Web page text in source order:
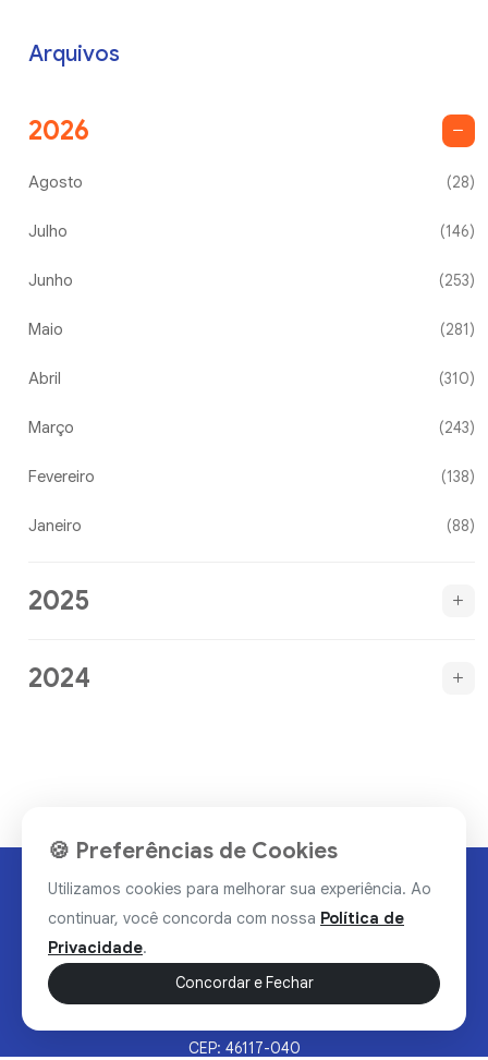
Arquivos
2026
Agosto (28)
Julho (146)
Junho (253)
Maio (281)
Abril (310)
Março (243)
Fevereiro (138)
Janeiro (88)
2025
2024
CEP: 46117-040
🍪 Preferências de Cookies
Utilizamos cookies para melhorar sua experiência. Ao
continuar, você concorda com nossa Política de
Privacidade.
Concordar e Fechar